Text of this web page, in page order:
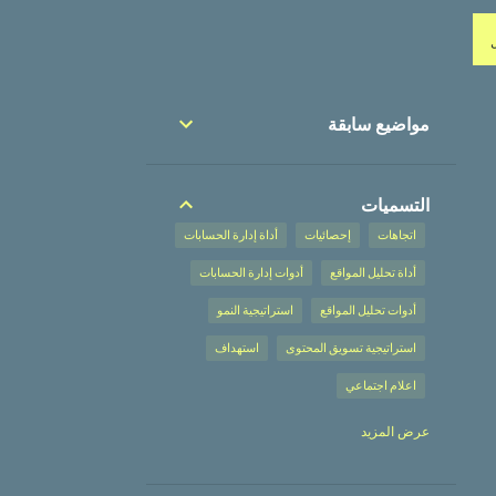
مواضيع سابقة
التسميات
اتجاهات إحصائيات أداة إدارة الحسابات
أداة تحليل المواقع أدوات إدارة الحسابات
أدوات تحليل المواقع استراتيجية النمو
استراتيجية تسويق المحتوى استهداف
اعلام اجتماعي
عرض المزيد